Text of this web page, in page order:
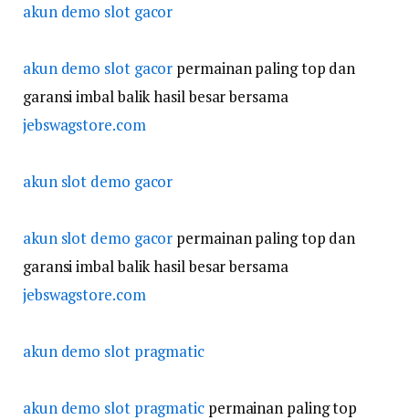
akun demo slot gacor
akun demo slot gacor permainan paling top dan
garansi imbal balik hasil besar bersama
jebswagstore.com
akun slot demo gacor
akun slot demo gacor permainan paling top dan
garansi imbal balik hasil besar bersama
jebswagstore.com
akun demo slot pragmatic
akun demo slot pragmaticpermainan paling top